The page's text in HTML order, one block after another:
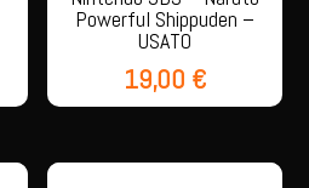
Powerful Shippuden –
USATO
19,00 €